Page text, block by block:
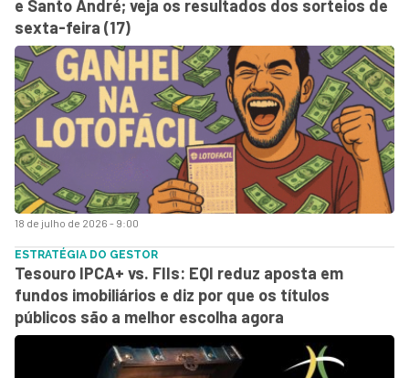
18 de julho de 2026 - 9:00
e Santo André; veja os resultados dos sorteios de
sexta-feira (17)
ESTRATÉGIA DO GESTOR
Tesouro IPCA+ vs. FIIs: EQI reduz aposta em
fundos imobiliários e diz por que os títulos
públicos são a melhor escolha agora